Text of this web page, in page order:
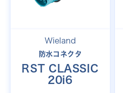
Wieland
防水コネクタ
RST CLASSIC
20i6